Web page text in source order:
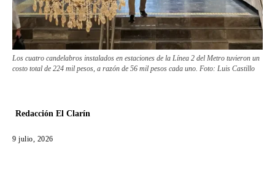
Los cuatro candelabros instalados en estaciones de la Línea 2 del Metro tuvieron un
costo total de 224 mil pesos, a razón de 56 mil pesos cada uno. Foto: Luis Castillo
Redacción El Clarín
9 julio, 2026